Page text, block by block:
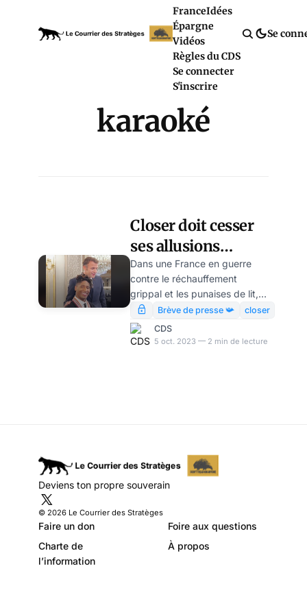
FranceIdées
Épargne
Vidéos
Règles du CDS
Se connecter
S'inscrire
Se
karaoké
Closer doit cesser
ses allusions
malsaines à la
moralité du
Président, par
Modeste Schwartz
Dans une France en guerre
contre le réchauffement
grippal et les punaises de lit,
un magazine de presse
people, Closer – qu’on croyait
pourtant proche de l’équipe
complotiste des mœurs du
couple présidentiel.
Brève de presse 📯
closer
CDS
5 oct. 2023 — 2 min de lecture
Deviens ton propre souverain
© 2026 Le Courrier des Stratèges
Faire un don
Foire aux questions
Charte de
l’information
À propos